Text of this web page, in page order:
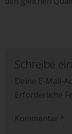
Schreibe
Deine E-Mail-
Erforderliche
Kommentar *